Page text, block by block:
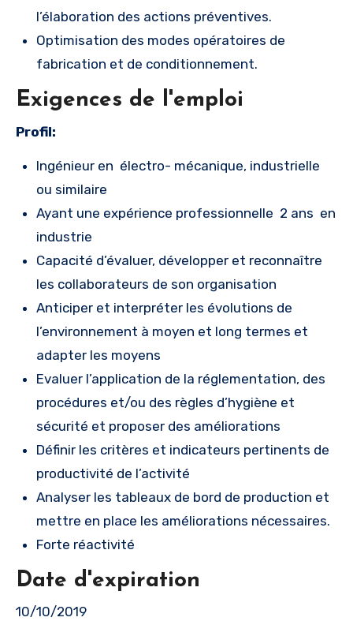
l’élaboration des actions préventives.
Optimisation des modes opératoires de
fabrication et de conditionnement.
Exigences de l'emploi
Profil:
Ingénieur en électro- mécanique, industrielle
ou similaire
Ayant une expérience professionnelle 2 ans en
industrie
Capacité d’évaluer, développer et reconnaître
les collaborateurs de son organisation
Anticiper et interpréter les évolutions de
l’environnement à moyen et long termes et
adapter les moyens
Evaluer l’application de la réglementation, des
procédures et/ou des règles d’hygiène et
sécurité et proposer des améliorations
Définir les critères et indicateurs pertinents de
productivité de l’activité
Analyser les tableaux de bord de production et
mettre en place les améliorations nécessaires.
Forte réactivité
Date d'expiration
10/10/2019